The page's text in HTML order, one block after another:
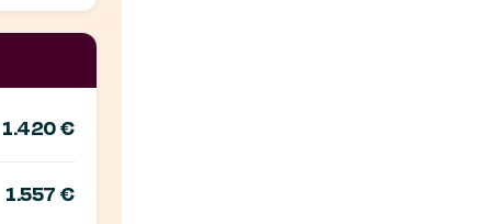
1.420 €
1.557 €